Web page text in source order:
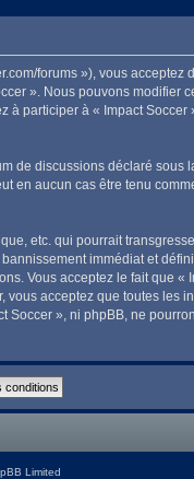
forums »), vous
». Nous pouvons modifier
participer à « Impact
de discussions déclaré sous
aucun cas être tenu
etc. qui pourrait
immédiat et
Vous acceptez le fait que
acceptez que toutes
», ni phpBB, ne
Limited